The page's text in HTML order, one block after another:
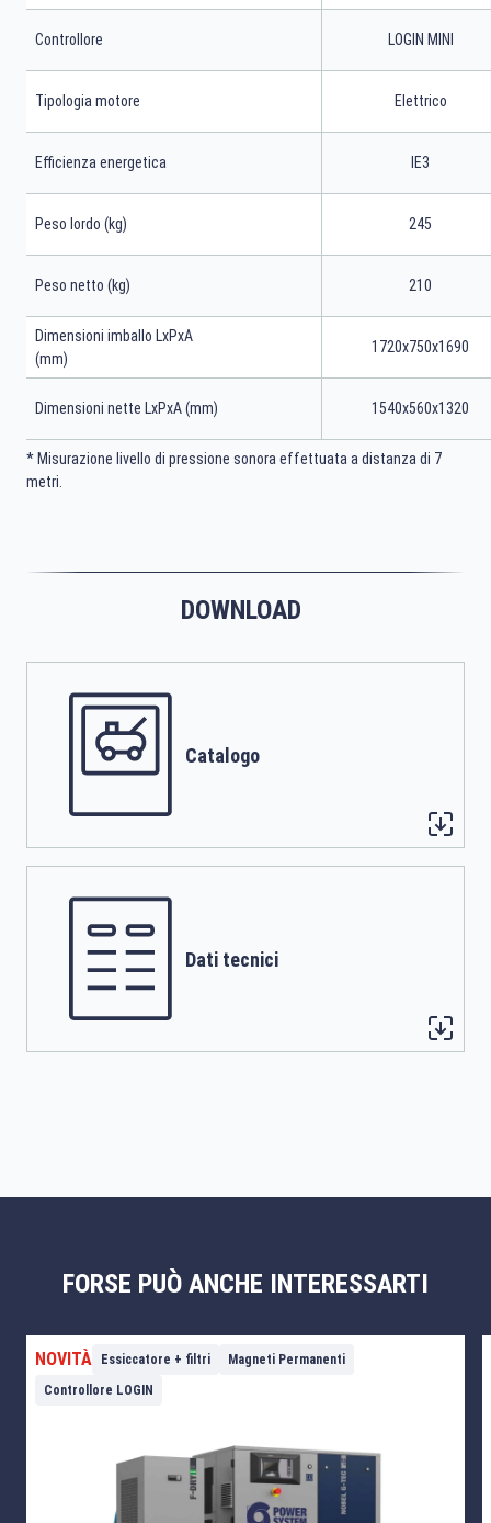
Controllore LOGIN MINI
Tipologia motore Elettrico
Efficienza energetica IE3
Peso lordo (kg) 245
Peso netto (kg) 210
Dimensioni imballo LxPxA
(mm)
1720x750x1690
Dimensioni nette LxPxA (mm) 1540x560x1320
* Misurazione livello di pressione sonora effettuata a distanza di 7
metri.
DOWNLOAD
Catalogo
Dati tecnici
FORSE PUÒ ANCHE INTERESSARTI
NOVITÀ Essiccatore + filtri
Magneti Permanenti
Controllore LOGIN